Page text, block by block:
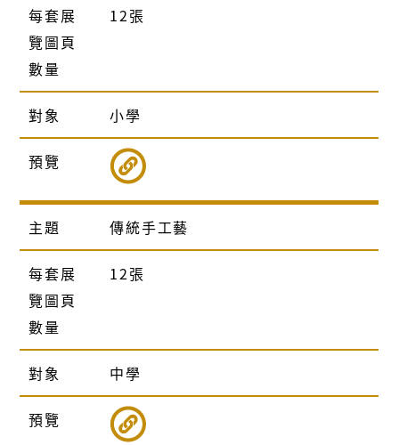
每套展
覽圖頁
數量
12張
對象 小學
預覽
主題 傳統手工藝
每套展
覽圖頁
數量
12張
對象 中學
預覽